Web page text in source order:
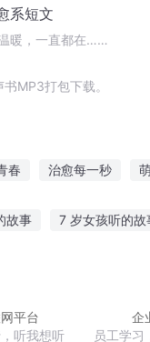
系短文
暖，一直都在……
MP3打包下载。
春 治愈每一秒
故事 7 岁女孩听的故
平台
听我想听
企
员工学习